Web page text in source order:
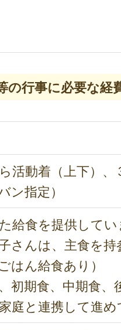
の行事に必要な経
活動着（上下）、
ン指定）
給食を提供して
さんは、主食を
はん給食あり）
初期食、中期食、
庭と連携して進